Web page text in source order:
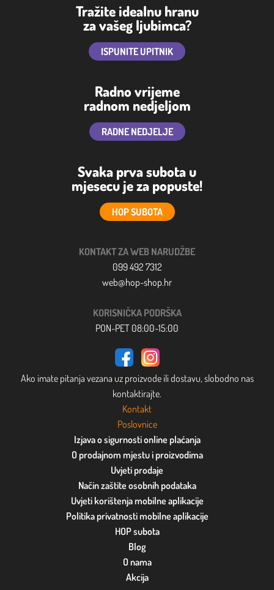
Tražite idealnu hranu
za vašeg ljubimca?
ISPUNITE UPITNIK
Radno vrijeme
radnom nedjeljom
RADNE NEDJELJE
Svaka prva subota u
mjesecu je za popuste!
HOP SUBOTA
KONTAKT ZA WEB NARUDŽBE
099 492 7312
web@hop-shop.hr
KORISNIČKA PODRŠKA
PON-PET 08:00-15:00
Ako imate pitanja vezana uz proizvode ili dostavu, slobodno nas
kontaktirajte.
Kontakt
Poslovnice
Izjava o sigurnosti online plaćanja
O prodajnom mjestu i proizvodima
Uvjeti prodaje
Način zaštite osobnih podataka
Uvjeti korištenja mobilne aplikacije
Politika privatnosti mobilne aplikacije
HOP subota
Blog
O nama
Akcija